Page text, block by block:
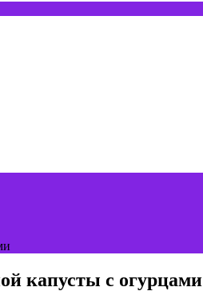
капусты с огурцами